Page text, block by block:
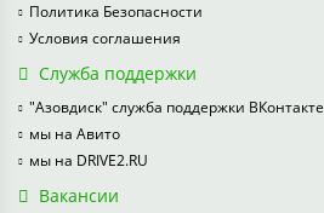
Политика Безопасности
Условия соглашения
Служба поддержки
"Азовдиск" служба поддержки ВКонтакте
мы на Авито
мы на DRIVE2.RU
Вакансии